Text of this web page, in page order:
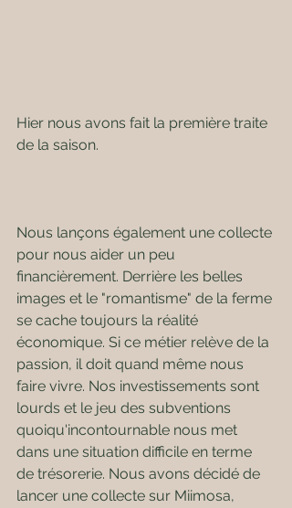
Hier nous avons fait la première traite
de la saison.
Nous lançons également une collecte
pour nous aider un peu
financièrement. Derrière les belles
images et le "romantisme" de la ferme
se cache toujours la réalité
économique. Si ce métier relève de la
passion, il doit quand même nous
faire vivre. Nos investissements sont
lourds et le jeu des subventions
quoiqu'incontournable nous met
dans une situation difficile en terme
de trésorerie. Nous avons décidé de
lancer une collecte sur Miimosa,